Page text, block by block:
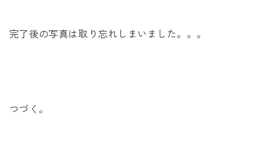
完了後の写真は取り忘れしまいました。。。
つづく。